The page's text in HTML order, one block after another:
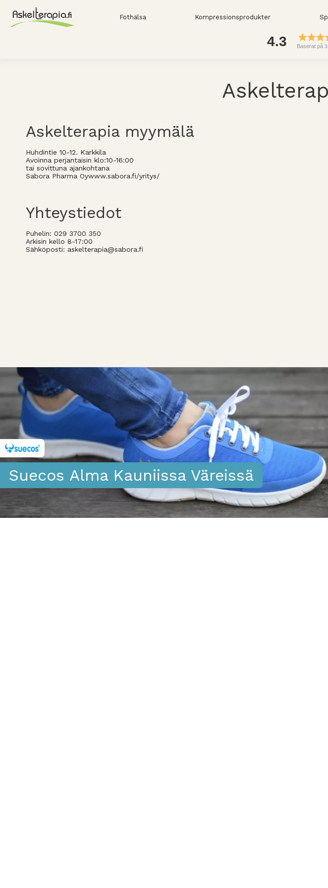
Fothälsa Kompressionsprodukter
4.3 Baserat på
Askelterapia myymälä
Huhdintie 10-12. Karkkila
Avoinna perjantaisin klo:10-16:00
tai sovittuna ajankohtana
Sabora Pharma Oywww.sabora.fi/yritys/
Yhteystiedot
Puhelin: 029 3700 350
Arkisin kello 8-17:00
Sähköposti: askelterapia@sabora.fi
Suecos Alma Kauniissa Väreissä